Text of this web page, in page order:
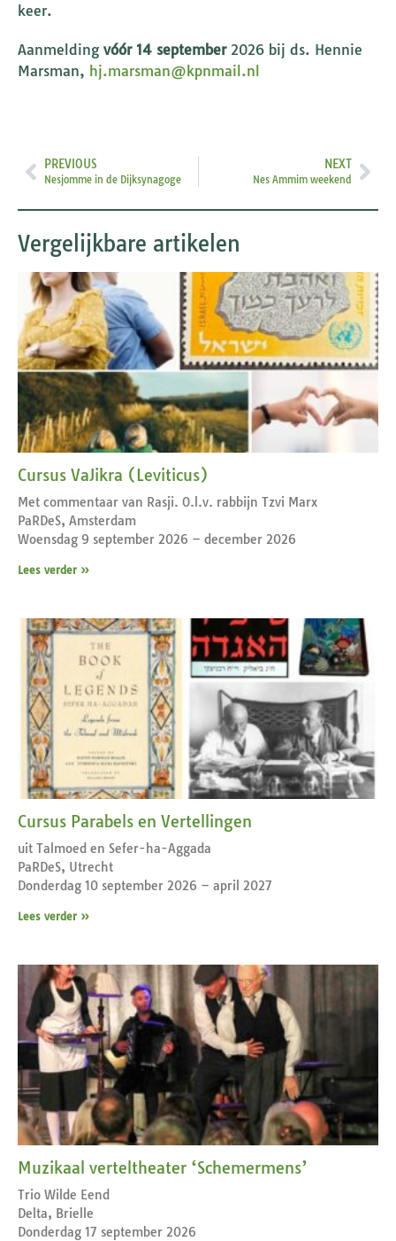
keer.
Aanmelding vóór 14 september2026 bij ds. Hennie
Marsman, hj.marsman@kpnmail.nl
PREVIOUS
Nesjomme in de Dijksynagoge
NEXT
Nes Ammim weekend
Vergelijkbare artikelen
Cursus VaJikra (Leviticus)
Met commentaar van Rasji. O.l.v. rabbijn Tzvi Marx
PaRDeS, Amsterdam
Woensdag 9 september 2026 – december 2026
Lees verder »
Cursus Parabels en Vertellingen
uit Talmoed en Sefer-ha-Aggada
PaRDeS, Utrecht
Donderdag 10 september 2026 – april 2027
Lees verder »
Muzikaal verteltheater ‘Schemermens’
Trio Wilde Eend
Delta, Brielle
Donderdag 17 september 2026